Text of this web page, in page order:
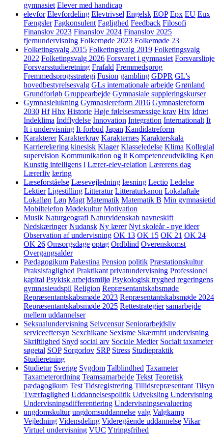
gymnasiet Elever med handicap
elevfor Elevfordeling Elevtrivsel Engelsk EOP Epx EU Eux
Fængsler Fagkonsulent Faglighed Feedback Filosofi
Finanslov 2023 Finanslov 2024 Finanslov 2025
fjernundervisning Folkemøde 2023 Folkemøde 23
Folketingsvalg 2015 Folketingsvalg 2019 Folketingsvalg
2022 Folketingsvalg 2026 Forsvaret i gymnasiet Forsvarslinje
Forsvarsstudieretning Frafald Fremmedsprog
Fremmedsprogsstrategi Fusion gambling GDPR GL's
hovedbestyrelsesvalg GLs internationale arbejde Grønland
Grundforløb Gruppearbejde Gymnasiale suppleringskurser
Gymnasielukning Gymnasiereform 2016 Gymnasiereform
2030 Hf Hhx Historie Høje følelsesmæssige krav Htx Idræt
Indeklima Indflydelse Innovation Integration Internationalt It
It i undervisning It-forbud Japan Kandidatreform
Karakterer Karakterkrav Karakterræs Karakterskala
Karrierelæring kinesisk Klager Klasseledelse Klima Kollegial
supervision Kommunikation og it Kompetenceudvikling Køn
Kunstig intelligens l Lærer-elev-relation Lærerens dag
Lærerliv læring
Læseforståelse Læsevejledning læsning Lectio Ledelse
Lektier Ligestilling Litteratur Litteraturkanon Lokalaftale
Lokalløn Løn Magt Matematik Matematik B Min gymnasietid
Mobiltelefon Mødekultur Motivation
Musik Naturgeografi Naturvidenskab navneskift
Nedskæringer Nudansk Ny lærer Nyt skoleår - nye ideer
Observation af undervisning OK 13 OK 15 OK 21 OK 24
OK 26 Omsorgsdage optag Ordblind Overenskomst
Overgangsalder
Pædagogikum Palæstina Pension politik Præstationskultur
Praksisfaglighed Praktikant privatundervisning Professionel
kapital Psykisk arbejdsmiljø Psykologisk tryghed regeringens
gymnasieudspil Religion Repræsentantskabsmøde
Repræsentantskabsmøde 2023 Repræsentantskabsmøde 2024
Repræsentantskabsmøde 2025 Rettestrategier samarbejde
mellem uddannelser
Seksualundervisning Selvcensur Seniorarbejdsliv
serviceeftersyn Sexchikane Sexisme Skærmfri undervisning
Skriftlighed Snyd social arv Sociale Medier Socialt taxameter
søgetal SOP Sorgorlov SRP Stress Studiepraktik
Studieretning
Studietur Sverige Sygdom Talblindhed Taxameter
Taxameterordning Teamsamarbejde Tekst Teoretisk
pædagogikum Test Tidsregistrering Tillidsrepræsentant Tilsyn
Tværfaglighed Uddannelsespolitik Udveksling Undervisning
Undervisningsdifferentiering Undervisningsevaluering
ungdomskultur ungdomsuddannelse valg Valgkamp
Vejledning Vidensdeling Videregående uddannelse Vikar
Virtuel undervisning VUC Ytringsfrihed